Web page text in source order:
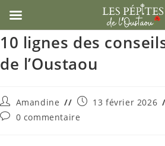
10 lignes des
de l’Oustaou
Amandine 13 février 2026
0 commentaire